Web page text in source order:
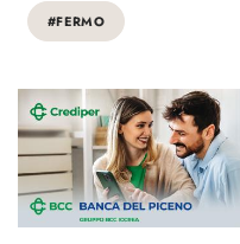
#FERMO